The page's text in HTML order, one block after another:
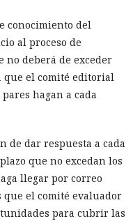
conocimiento del
al proceso de
no deberá de exceder
que el comité editorial
hagan a cada
de dar respuesta a cada
que no excedan los
llegar por correo
el comité evaluador
para cubrir las